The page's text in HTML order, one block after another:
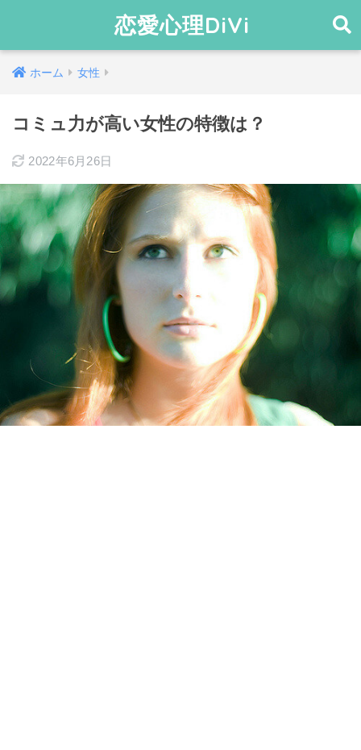
恋愛心理DiVi
ホーム 女性
コミュ力が高い女性の特徴は？
2022年6月26日